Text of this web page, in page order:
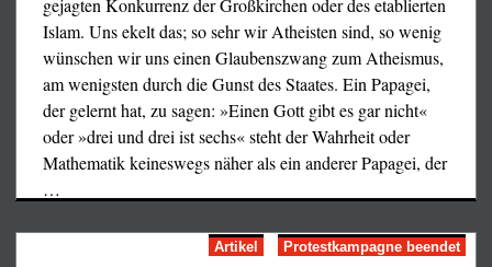
Wiederherstellung nicht erlahmen.
Richten Sie umgehend Ihre Protestbriefe an:
Email: Bell.jean-pierre@wanadoo.fr
Président du Sénat
Monsieur Jean-Pierre BEL
SÉNAT
und den Präsidenten Frankreichs, Francois Hollande:
gejagten Konkurrenz der Großkirchen oder des etablierten
Islam. Uns ekelt das; so sehr wir Atheisten sind, so wenig
wünschen wir uns einen Glaubenszwang zum Atheismus,
am wenigsten durch die Gunst des Staates. Ein Papagei,
der gelernt hat, zu sagen: »Einen Gott gibt es gar nicht«
oder »drei und drei ist sechs« steht der Wahrheit oder
Mathematik keineswegs näher als ein anderer Papagei, der
…
Artikel Protestkampagne beendet